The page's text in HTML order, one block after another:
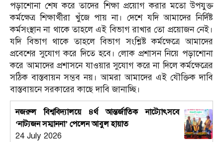
পড়াশোনা শেষ করে তাদের শিক্ষা প্রয়োগ করার মতো উপযুক্ত
কর্মক্ষেত্র শিক্ষার্থীরা খুঁজে পায় না। দেশে যদি আমাদের নির্দিষ্ট
কর্মসংস্থান না থাকে তাহলে এই বিভাগ রাখার তো প্রয়োজন নেই।
যদি বিভাগ থাকে তাহলে বিভাগ সংশ্লিষ্ট কর্মক্ষেত্রে আমাদের
প্রবেশের সুযোগ করে দিতে হবে। লোক প্রশাসন নিয়ে পড়াশোনা
করে আমাদের প্রশাসনে যাওয়ার সুযোগ করে না দিলে কর্মক্ষেত্রের
সঠিক বাস্তবায়ন সম্ভব নয়। আমরা আমাদের এই যৌক্তিক দাবি
বাস্তবায়নে সরকারের কাছে দাবি জানাচ্ছি।
নজরুল বিশ্ববিদ্যালয়ে ৪র্থ আন্তর্জাতিক নাট্যোৎসবে
‘নাট্যজন সম্মাননা’ পেলেন আবুল হায়াত
24 July 2026